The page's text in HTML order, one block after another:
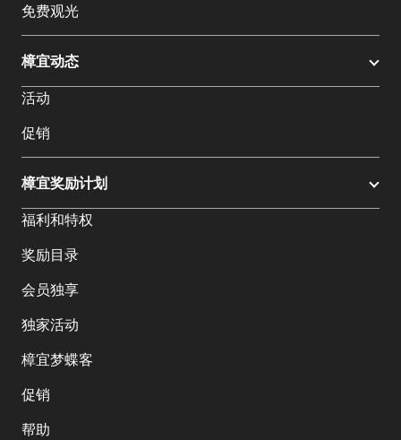
免费观光
樟宜动态
活动
促销
樟宜奖励计划
福利和特权
奖励目录
会员独享
独家活动
樟宜梦蝶客
促销
帮助